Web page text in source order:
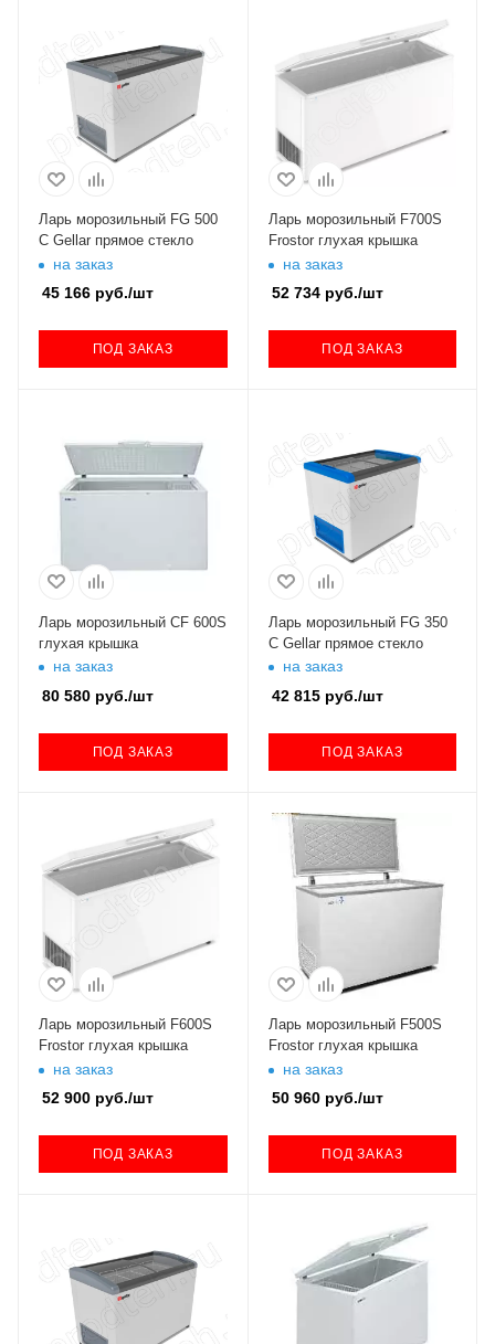
Ларь морозильный FG 500
C Gellar прямое стекло
на заказ
45 166 руб./шт
ПОД ЗАКАЗ
Ларь морозильный F700S
Frostor глухая крышка
на заказ
52 734руб./шт
ПОД ЗАКАЗ
Ларь морозильный CF 600S
глухая крышка
на заказ
80 580 руб./шт
ПОД ЗАКАЗ
Ларь морозильный FG 350
C Gellar прямое стекло
на заказ
42 815руб./шт
ПОД ЗАКАЗ
Ларь морозильный F600S
Frostor глухая крышка
на заказ
52 900 руб./шт
ПОД ЗАКАЗ
Ларь морозильный F500S
Frostor глухая крышка
на заказ
50 960руб./шт
ПОД ЗАКАЗ